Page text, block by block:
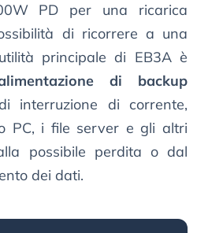
PD per una ricarica
di ricorrere a una
principale di EB3A è
di backup
interruzione di corrente,
PC, i file server e gli altri
possibile perdita o dal
dei dati.